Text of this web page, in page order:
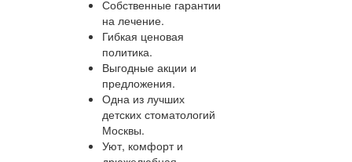
Собственные гарантии
на лечение.
Гибкая ценовая
политика.
Выгодные акции и
предложения.
Одна из лучших
детских стоматологий
Москвы.
Уют, комфорт и